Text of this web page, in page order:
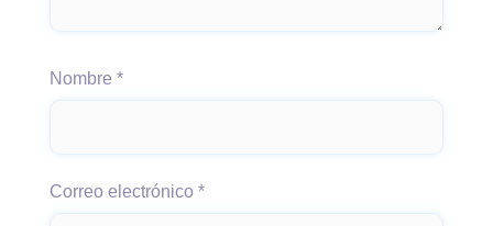
Nombre *
Correo electrónico *